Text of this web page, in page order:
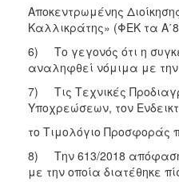
Αποκεντρωμένης
Καλλικράτης» (ΦΕΚ τα
6) Το γεγονός ότι η
αναληφθεί νόμιμα με
7) Τις Τεχνικές
Υποχρεώσεων, τον
το Τιμολόγιο Προσφοράς
8) Την 613/2018 απόφαση
με την οποία διατέθηκε